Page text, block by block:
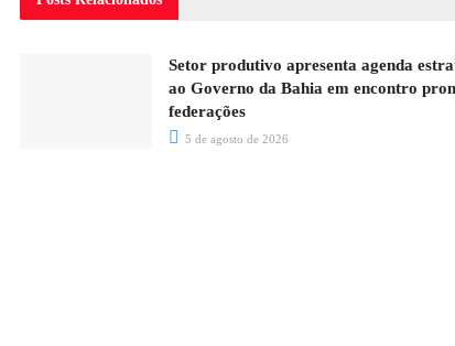
Setor produtivo apresenta agenda
ao Governo da Bahia em encontro
federações
5 de agosto de 2026